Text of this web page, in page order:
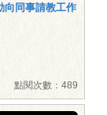
向同事請教工作
點閱次數：489